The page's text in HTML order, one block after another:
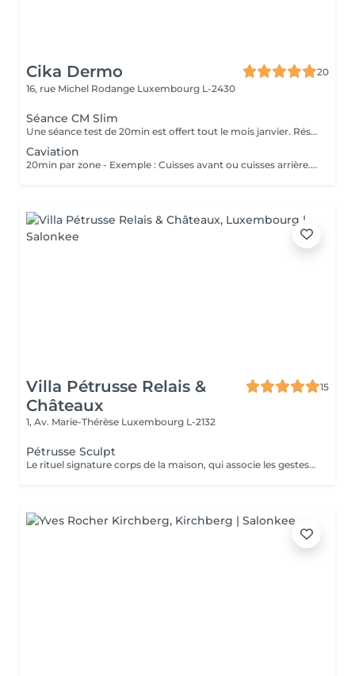
Cika Dermo
20
16, rue Michel Rodange Luxembourg L-2430
Séance CM Slim
Une séance test de 20min est offert tout le mois janvier. Réservation uniquement par téléphone. Soin 100% offert
Caviation
20min par zone - Exemple : Cuisses avant ou cuisses arrière. Soin Lipocavitation pour la cellulite intense ou les bourrelets. L'effet est immédiat et évolutif sous 48h. Nous vous conseillons de faire ce soin en commençant par une cure de 6 séances et par la suite sous forme d'entretien uniquement. Plus de detail : https://cika-dermo.com/amincissement/#lipocavitation
Villa Pétrusse Relais &
Châteaux
15
1, Av. Marie-Thérèse Luxembourg L-2132
Pétrusse Sculpt
Le rituel signature corps de la maison, qui associe les gestes de la Maderothérapie aux techniques du drainage lymphatique. À l'aide d'outils en bois sculptés, ce soin redessine les contours du corps, relance la circulation et atténue la sensation de cellulite, sans aucune douleur. Un rituel intense et enveloppant, pensé pour un corps visiblement plus ferme et une sensation de légèreté durable.